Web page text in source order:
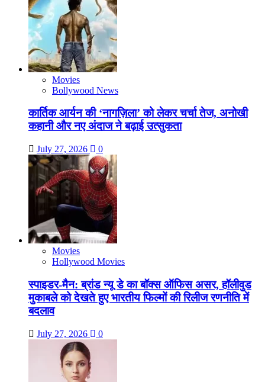
Movies
Bollywood News
कार्तिक आर्यन की ‘नागज़िला’ को लेकर चर्चा तेज, अनोखी
कहानी और नए अंदाज ने बढ़ाई उत्सुकता
July 27, 2026 0
Movies
Hollywood Movies
स्पाइडर-मैन: ब्रांड न्यू डे का बॉक्स ऑफिस असर, हॉलीवुड
मुकाबले को देखते हुए भारतीय फिल्मों की रिलीज रणनीति में
बदलाव
July 27, 2026 0